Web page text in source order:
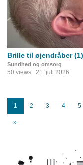
Brille til øjendråber (1)
Sundhed og omsorg
50 views 21. juli 2026
1 2 3 4 5
»